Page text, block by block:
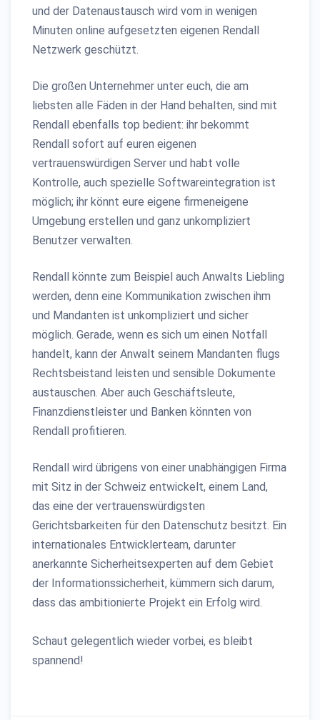
und der Datenaustausch wird vom in wenigen
Minuten online aufgesetzten eigenen Rendall
Netzwerk geschützt.
Die großen Unternehmer unter euch, die am
liebsten alle Fäden in der Hand behalten, sind mit
Rendall ebenfalls top bedient: ihr bekommt
Rendall sofort auf euren eigenen
vertrauenswürdigen Server und habt volle
Kontrolle, auch spezielle Softwareintegration ist
möglich; ihr könnt eure eigene firmeneigene
Umgebung erstellen und ganz unkompliziert
Benutzer verwalten.
Rendall könnte zum Beispiel auch Anwalts Liebling
werden, denn eine Kommunikation zwischen ihm
und Mandanten ist unkompliziert und sicher
möglich. Gerade, wenn es sich um einen Notfall
handelt, kann der Anwalt seinem Mandanten flugs
Rechtsbeistand leisten und sensible Dokumente
austauschen. Aber auch Geschäftsleute,
Finanzdienstleister und Banken könnten von
Rendall profitieren.
Rendall wird übrigens von einer unabhängigen Firma
mit Sitz in der Schweiz entwickelt, einem Land,
das eine der vertrauenswürdigsten
Gerichtsbarkeiten für den Datenschutz besitzt. Ein
internationales Entwicklerteam, darunter
anerkannte Sicherheitsexperten auf dem Gebiet
der Informationssicherheit, kümmern sich darum,
dass das ambitionierte Projekt ein Erfolg wird.
Schaut gelegentlich wieder vorbei, es bleibt
spannend!